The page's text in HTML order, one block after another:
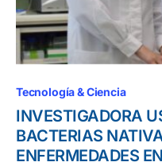
Tecnología & Ciencia
INVESTIGADORA
BACTERIAS
ENFERMEDADES